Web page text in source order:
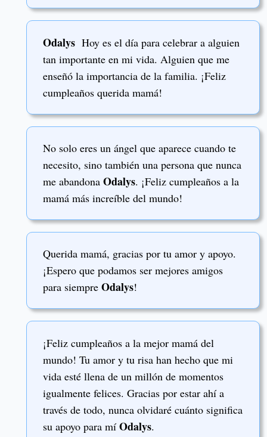
Odalys Hoy es el día para celebrar a alguien
tan importante en mi vida. Alguien que me
enseñó la importancia de la familia. ¡Feliz
cumpleaños querida mamá!
No solo eres un ángel que aparece cuando te
necesito, sino también una persona que nunca
me abandona Odalys. ¡Feliz cumpleaños a la
mamá más increíble del mundo!
Querida mamá, gracias por tu amor y apoyo.
¡Espero que podamos ser mejores amigos
para siempre Odalys!
¡Feliz cumpleaños a la mejor mamá del
mundo! Tu amor y tu risa han hecho que mi
vida esté llena de un millón de momentos
igualmente felices. Gracias por estar ahí a
través de todo, nunca olvidaré cuánto significa
su apoyo para mí Odalys.